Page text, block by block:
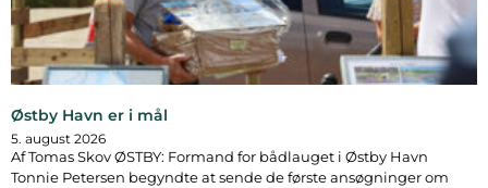
Østby Havn er i mål
5. august 2026
Af Tomas Skov ØSTBY: Formand for bådlauget i Østby Havn
Tonnie Petersen begyndte at sende de første ansøgninger om